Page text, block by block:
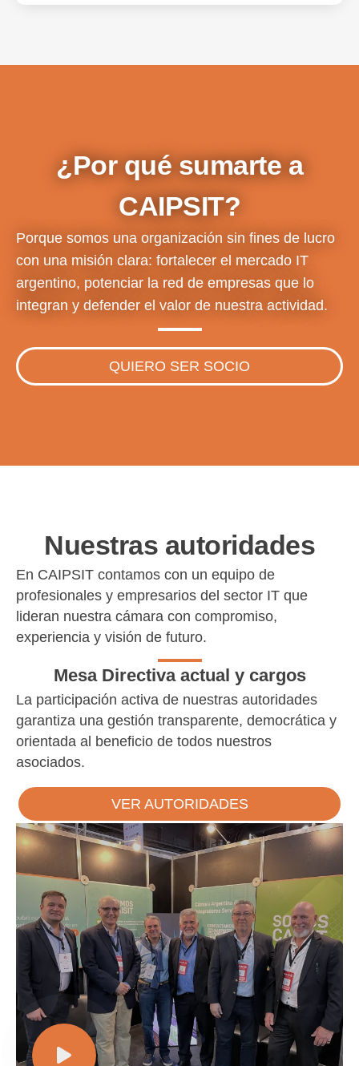
¿Por qué sumarte a
CAIPSIT?
Porque somos una organización sin fines de lucro
con una misión clara: fortalecer el mercado IT
argentino, potenciar la red de empresas que lo
integran y defender el valor de nuestra actividad.
QUIERO SER SOCIO
Nuestras autoridades
En CAIPSIT contamos con un equipo de
profesionales y empresarios del sector IT que
lideran nuestra cámara con compromiso,
experiencia y visión de futuro.
Mesa Directiva actual y cargos
La participación activa de nuestras autoridades
garantiza una gestión transparente, democrática y
orientada al beneficio de todos nuestros
asociados.
VER AUTORIDADES